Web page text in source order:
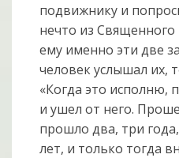
подвижнику и
нечто из
ему именно эти две
человек услышал их,
«Когда это исполню,
и ушел от него.
прошло два, три
лет, и только тогда